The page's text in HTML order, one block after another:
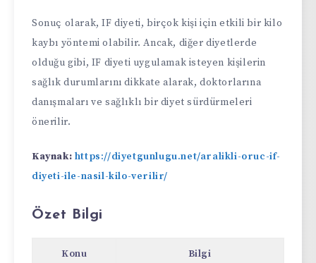
Sonuç olarak, IF diyeti, birçok kişi için etkili bir kilo
kaybı yöntemi olabilir. Ancak, diğer diyetlerde
olduğu gibi, IF diyeti uygulamak isteyen kişilerin
sağlık durumlarını dikkate alarak, doktorlarına
danışmaları ve sağlıklı bir diyet sürdürmeleri
önerilir.
Kaynak: https://diyetgunlugu.net/aralikli-oruc-if-
diyeti-ile-nasil-kilo-verilir/
Özet Bilgi
Konu Bilgi